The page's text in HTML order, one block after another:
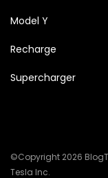
Model Y
Recharge
Supercharger
©Copyright 2026
Tesla Inc.